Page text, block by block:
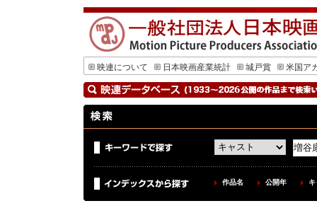
映連について 日本映画産業統計 城戸賞 米国ア
作品名 公開年